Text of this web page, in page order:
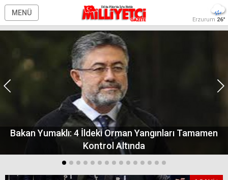
MENÜ
Erzurum 26°
Bakan Yumaklı: 4 İldeki Orman Yangınları Tamamen
Kontrol Altında